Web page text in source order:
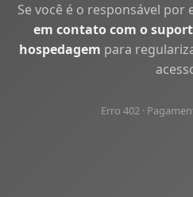
Se você é o responsável
em contato com o
hospedagem para
Erro 402 ·